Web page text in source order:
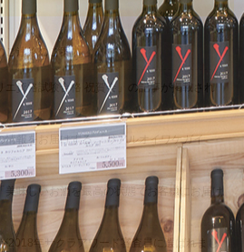
ご連絡のご案内
エ資格試験合格 祝賀会」の記事が掲載され
情報をお届けする 「リアルオイワケガイ
美味しいお酒を最高の状態でお客様にお届け
2018年サクラアワード審査員に選ばれまし